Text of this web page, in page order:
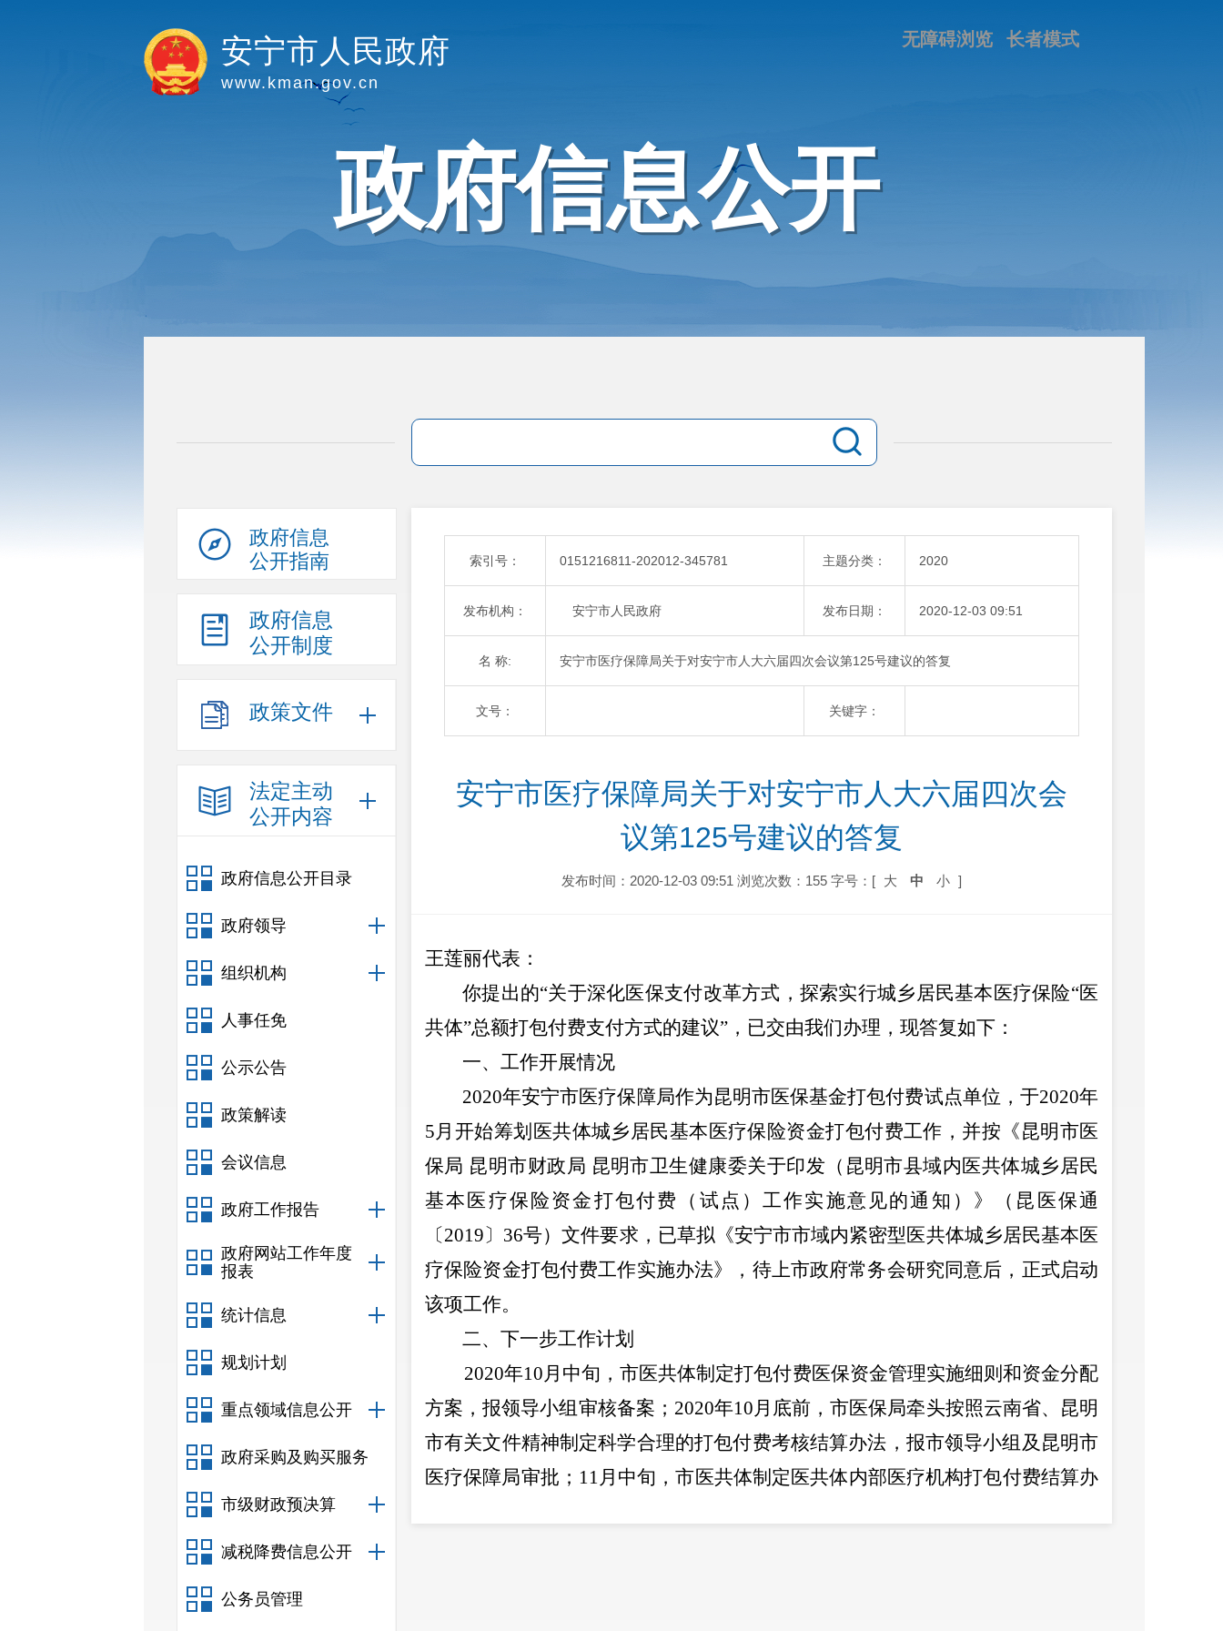
长者模式
无障碍浏览
安宁市人民政府
www.kman.gov.cn
政府信息公开
政府信息
公开指南
政府信息
公开制度
政策文件
法定主动
公开内容
政府信息公开目录
政府领导
组织机构
人事任免
公示公告
政策解读
会议信息
政府工作报告
政府网站工作年度
报表
统计信息
规划计划
重点领域信息公开
政府采购及购买服务
市级财政预决算
减税降费信息公开
公务员管理
索引号： 0151216811-202012-345781 主题分类： 2020
发布机构： 安宁市人民政府 发布日期： 2020-12-03 09:51
名 称: 安宁市医疗保障局关于对安宁市人大六届四次会议第125号建议的答复
文号： 关键字：
安宁市医疗保障局关于对安宁市人大六届四次会
议第125号建议的答复
发布时间：2020-12-03 09:51 浏览次数：155 字号：[ 大 中 小 ]
王莲丽代表：
你提出的“关于深化医保支付改革方式，探索实行城乡居民基本医疗保险“医
共体”总额打包付费支付方式的建议” ，已交由我们办理，现答复如下：
一、工作开展情况
2020年安宁市医疗保障局作为昆明市医保基金打包付费试点单位，于2020年
5月开始筹划医共体城乡居民基本医疗保险资金打包付费工作，并按《昆明市医
保局 昆明市财政局 昆明市卫生健康委关于印发（昆明市县域内医共体城乡居民
基本医疗保险资金打包付费（试点）工作实施意见的通知）》（昆医保通
〔2019〕 36号）文件要求，已草拟《安宁市市域内紧密型医共体城乡居民基本医
疗保险资金打包付费工作实施办法》，待上市政府常务会研究同意后， 正式启动
该项工作。
二、下一步工作计划
2020年10月中旬，市医共体制定打包付费医保资金管理实施细则和资金分配
方案，报领导小组审核备案； 2020年10月底前，市医保局牵头按照云南省、昆明
市有关文件精神制定科学合理的打包付费考核结算办法，报市领导小组及昆明市
医疗保障局审批； 11月中旬，市医共体制定医共体内部医疗机构打包付费结算办